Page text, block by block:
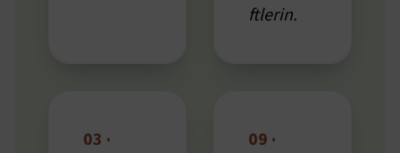
ftlerin.
03 ·
09 ·